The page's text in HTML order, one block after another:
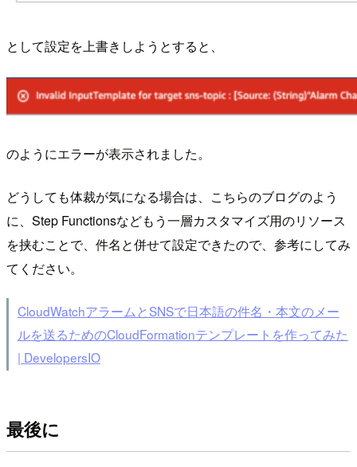
として設定を上書きしようとすると、
のようにエラーが表示されました。
どうしても体裁が気になる場合は、こちらのブログのよう
に、Step Functionsなどもう一層カスタマイズ用のリソース
を挟むことで、件名と併せて設定できたので、参考にしてみ
てください。
CloudWatchアラームとSNSで日本語の件名・本文のメー
ルを送るためのCloudFormationテンプレートを作ってみた
| DevelopersIO
最後に